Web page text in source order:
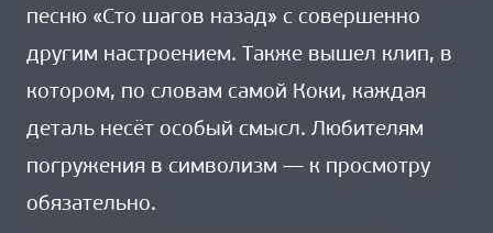
песню «Сто шагов назад» с совершенно
другим настроением. Также вышел клип, в
котором, по словам самой Коки, каждая
деталь несёт особый смысл. Любителям
погружения в символизм — к просмотру
обязательно.